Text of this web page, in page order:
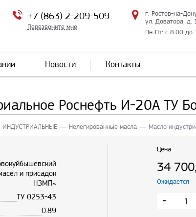
+7 (863) 2-209-509
Перезвоните мне
г. Ростов-на-
ул. Доватора, д.
Пн-Пт: с 8.00 до
Новости Контакты
Роснефть И-20А ТУ
ИНДУСТРИАЛЬНЫЕ Нелегированные масла Масло
и присадок
НЗМП»
ТУ 0253-43
0.89
Цена
34
Ожидается
-